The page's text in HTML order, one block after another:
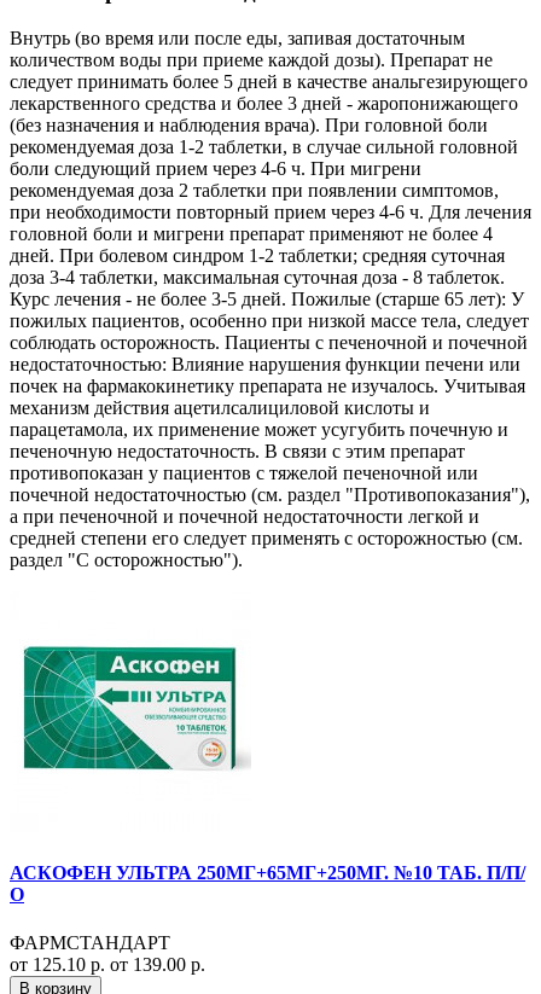
Внутрь (во время или после еды, запивая достаточным
количеством воды при приеме каждой дозы). Препарат не
следует принимать более 5 дней в качестве анальгезирующего
лекарственного средства и более 3 дней - жаропонижающего
(без назначения и наблюдения врача). При головной боли
рекомендуемая доза 1-2 таблетки, в случае сильной головной
боли следующий прием через 4-6 ч. При мигрени
рекомендуемая доза 2 таблетки при появлении симптомов,
при необходимости повторный прием через 4-6 ч. Для лечения
головной боли и мигрени препарат применяют не более 4
дней. При болевом синдром 1-2 таблетки; средняя суточная
доза 3-4 таблетки, максимальная суточная доза - 8 таблеток.
Курс лечения - не более 3-5 дней. Пожилые (старше 65 лет): У
пожилых пациентов, особенно при низкой массе тела, следует
соблюдать осторожность. Пациенты с печеночной и почечной
недостаточностью: Влияние нарушения функции печени или
почек на фармакокинетику препарата не изучалось. Учитывая
механизм действия ацетилсалициловой кислоты и
парацетамола, их применение может усугубить почечную и
печеночную недостаточность. В связи с этим препарат
противопоказан у пациентов с тяжелой печеночной или
почечной недостаточностью (см. раздел "Противопоказания"),
а при печеночной и почечной недостаточности легкой и
средней степени его следует применять с осторожностью (см.
раздел "С осторожностью").
АСКОФЕН УЛЬТРА 250МГ+65МГ+250МГ. №10 ТАБ. П/П/
О
ФАРМСТАНДАРТ
от 125.10 р. от 139.00 р.
В корзину